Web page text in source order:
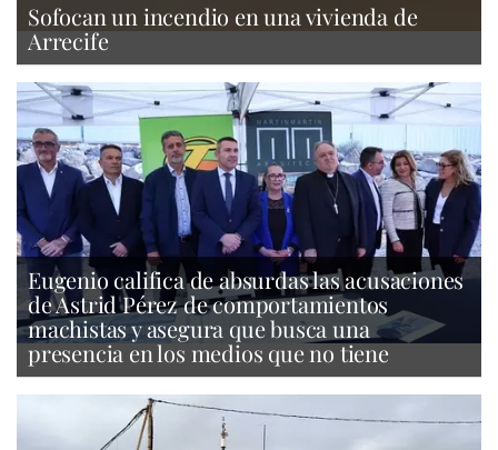
Sofocan un incendio en una vivienda de
Arrecife
Eugenio califica de absurdas las acusaciones
de Astrid Pérez de comportamientos
machistas y asegura que busca una
presencia en los medios que no tiene